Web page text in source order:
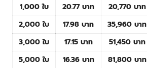
1,000 ใบ
20.77 บาท
20,770 บาท
2,000 ใบ
17.98 บาท
35,960 บาท
3,000 ใบ
17.15 บาท
51,450 บาท
5,000 ใบ
16.36 บาท 81,800 บาท